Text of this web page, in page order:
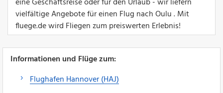
vielfältige Angebote für einen Flug nach Oulu . Mit
fluege.de wird Fliegen zum preiswerten Erlebnis!
Informationen und Flüge zum:
Flughafen Hannover (HAJ)